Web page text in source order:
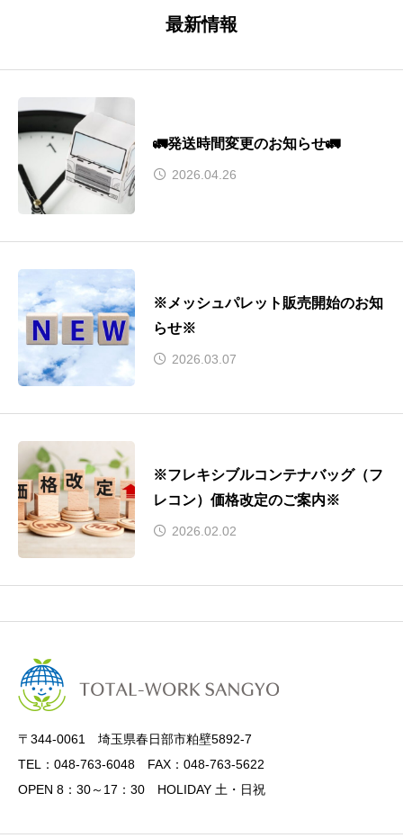
最新情報
🚛発送時間変更のお知らせ🚛
2026.04.26
※メッシュパレット販売開始のお知
らせ※
2026.03.07
※フレキシブルコンテナバッグ（フ
レコン）価格改定のご案内※
2026.02.02
〒344-0061 埼玉県春日部市粕壁5892-7
TEL：048-763-6048 FAX：048-763-5622
OPEN 8：30～17：30 HOLIDAY 土・日祝